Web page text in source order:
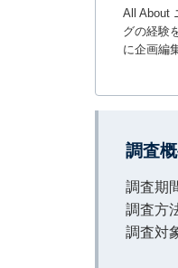
All About
グの経験
に企画編
調査
調査期
調査方
調査対